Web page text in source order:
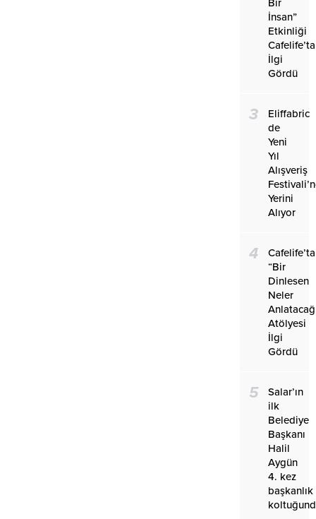
Bir
İnsan”
Etkinliği
Cafelife’ta
İlgi
Gördü
3
Eliffabric
de
Yeni
Yıl
Alışveriş
Yerini
Alıyor
4
Cafelife’ta
“Bir
Dinlesen
Neler
Atölyesi
İlgi
Gördü
5
Salar’ın
ilk
Belediye
Başkanı
Halil
Aygün
4. kez
başkanlık